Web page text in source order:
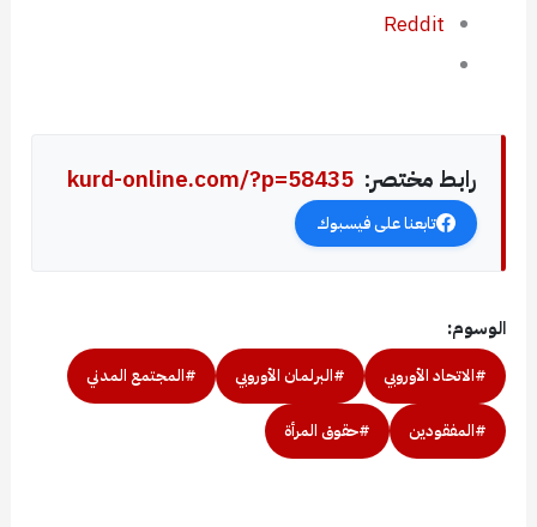
Reddit
رابط مختصر: kurd-online.com/?p=58435
تابعنا على فيسبوك
الوسوم:
#الاتحاد الأوروبي #البرلمان الأوروبي #المجتمع المدني
#المفقودين #حقوق المرأة